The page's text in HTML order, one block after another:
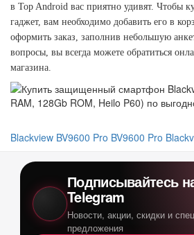
в Top Android вас приятно удивят. Чтобы
гаджет, вам необходимо добавить его в
оформить заказ, заполнив небольшую
вопросы, вы всегда можете обратиться
магазина.
Blackview BV9600 Pro BV9600 Pro
Подписывайтесь
Telegram
Новости, акции, скидки и
предложения